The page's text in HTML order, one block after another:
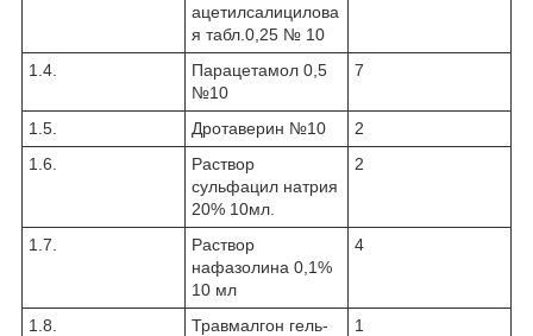
ацетилсалицилова
я табл.0,25 № 10
1.4.
Парацетамол 0,5
№10
7
1.5. Дротаверин №10
2
1.6.
Раствор
сульфацил натрия
20% 10мл.
2
1.7.
Раствор
нафазолина 0,1%
10 мл
4
1.8.
Травмалгон гель-
1